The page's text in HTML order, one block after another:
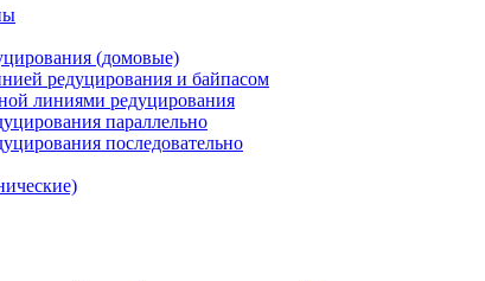
(домовые)
редуцирования и байпасом
линиями редуцирования
параллельно
последовательно